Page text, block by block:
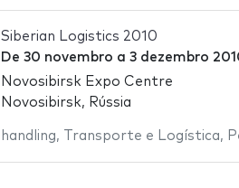
Siberian Logistics 2010
De 30 novembro a 3 dezembro
Novosibirsk Expo Centre
Novosibirsk, Rússia
handling, Transporte e Logística,